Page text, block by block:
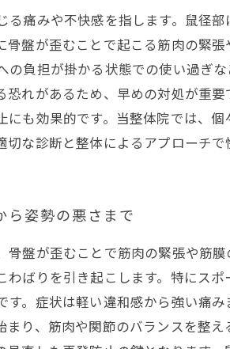
る痛みや不快感を指します。鼠径
骨盤が歪むことで起こる筋肉の緊
の負担が掛かる状態での使い過ぎ
れがあるため、早めの対処が重
も効果的です。当整体院では、
な診断と整体によるアプローチで
ら姿勢の悪さまで
骨盤が歪むことで筋肉の緊張や筋
ばりを引き起こします。特にス
す。症状は軽い違和感から強い痛
り、筋肉や関節のバランスを整